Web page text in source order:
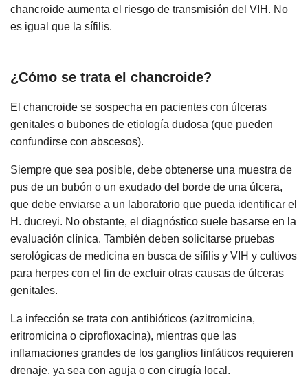
chancroide aumenta el riesgo de transmisión del VIH. No
es igual que la sífilis.
¿Cómo se trata el chancroide?
El chancroide se sospecha en pacientes con úlceras
genitales o bubones de etiología dudosa (que pueden
confundirse con abscesos).
Siempre que sea posible, debe obtenerse una muestra de
pus de un bubón o un exudado del borde de una úlcera,
que debe enviarse a un laboratorio que pueda identificar el
H. ducreyi. No obstante, el diagnóstico suele basarse en la
evaluación clínica. También deben solicitarse pruebas
serológicas de medicina en busca de sífilis y VIH y cultivos
para herpes con el fin de excluir otras causas de úlceras
genitales.
La infección se trata con antibióticos (azitromicina,
eritromicina o ciprofloxacina), mientras que las
inflamaciones grandes de los ganglios linfáticos requieren
drenaje, ya sea con aguja o con cirugía local.